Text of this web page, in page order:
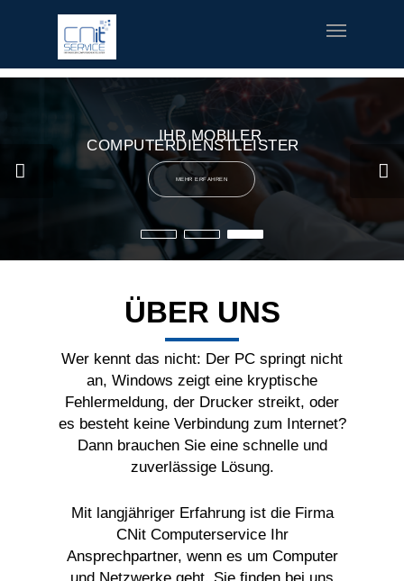
fred meyer gift card
fusion coupons build a bear printable coupon 10
rush music
special welcome coupon
IHR MOBILER
COMPUTERDIENSTLEISTER
MEHR ERFAHREN
ÜBER UNS
Wer kennt das nicht: Der PC springt nicht
an, Windows zeigt eine kryptische
Fehlermeldung, der Drucker streikt, oder
es besteht keine Verbindung zum Internet?
Dann brauchen Sie eine schnelle und
zuverlässige Lösung.
Mit langjähriger Erfahrung ist die Firma
CNit Computerservice Ihr
Ansprechpartner, wenn es um Computer